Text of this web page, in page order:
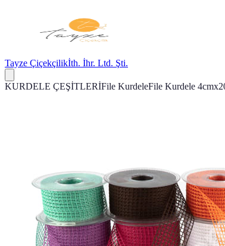
Tayze Çiçekçilikİth. İhr. Ltd. Şti.
KURDELE ÇEŞİTLERİFile KurdeleFile Kurdele